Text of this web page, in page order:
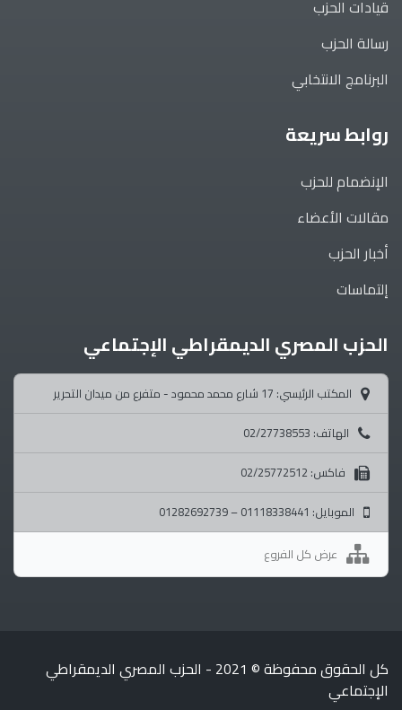
قيادات الحزب
رسالة الحزب
البرنامج الانتخابي
روابط سريعة
الإنضمام للحزب
مقالات الأعضاء
أخبار الحزب
إلتماسات
الحزب المصري الديمقراطي الإجتماعي
المكتب الرئيسي: 17 شارع محمد محمود - متفرع من ميدان التحرير
الهاتف: 02/27738553
فاكس: 02/25772512
الموبايل: 01118338441 – 01282692739
عرض كل الفروع
كل الحقوق محفوظة © 2021 - الحزب المصري الديمقراطي
الإجتماعي